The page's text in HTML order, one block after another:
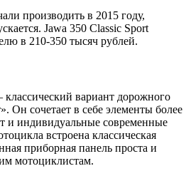
производить в 2015 году,
Jawa 350 Classic Sport
в 210-350 тысяч рублей.
классический вариант дорожного
Он сочетает в себе элементы более
и индивидуальные современные
встроена классическая
приборная панель проста и
мотоциклистам.